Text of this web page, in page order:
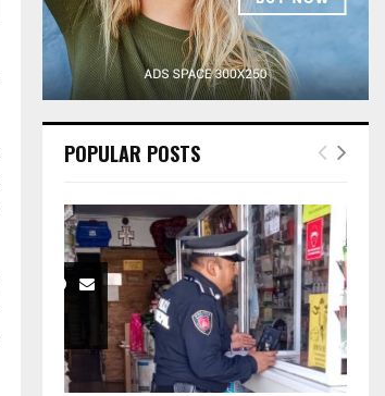
POPULAR POSTS